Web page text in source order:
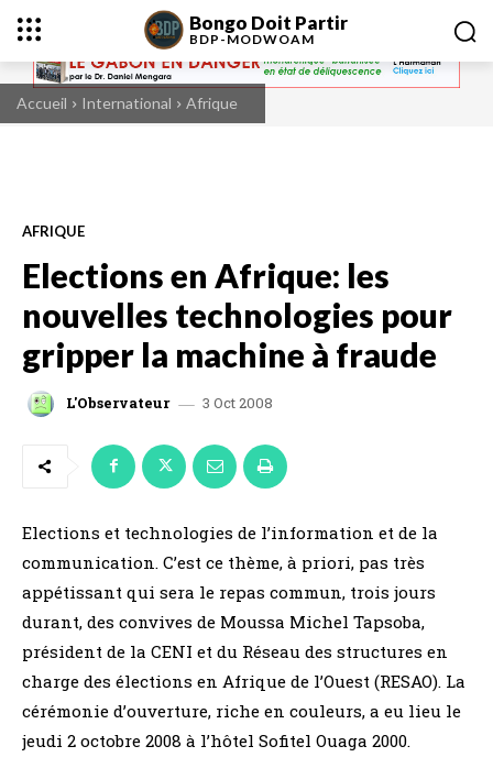
Bongo Doit Partir
BDP-MODWOAM
Accueil International Afrique
AFRIQUE
Elections en Afrique: les
nouvelles technologies pour
gripper la machine à fraude
L'Observateur 3 Oct 2008
Elections et technologies de l’information et de la
communication. C’est ce thème, à priori, pas très
appétissant qui sera le repas commun, trois jours
durant, des convives de Moussa Michel Tapsoba,
président de la CENI et du Réseau des structures en
charge des élections en Afrique de l’Ouest (RESAO). La
cérémonie d’ouverture, riche en couleurs, a eu lieu le
jeudi 2 octobre 2008 à l’hôtel Sofitel Ouaga 2000.